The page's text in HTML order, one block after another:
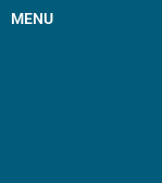
MENU